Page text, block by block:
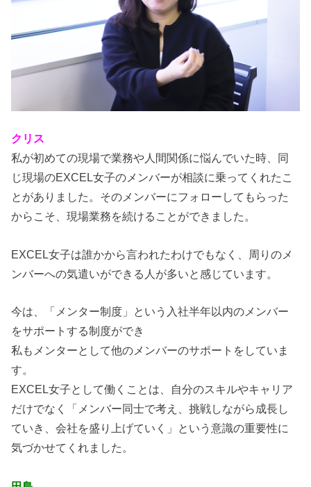
クリス
私が初めての現場で業務や人間関係に悩んでいた時、同
じ現場のEXCEL女子のメンバーが相談に乗ってくれたこ
とがありました。そのメンバーにフォローしてもらった
からこそ、現場業務を続けることができました。
EXCEL女子は誰かから言われたわけでもなく、周りのメ
ンバーへの気遣いができる人が多いと感じています。
今は、「メンター制度」という入社半年以内のメンバー
をサポートする制度ができ
私もメンターとして他のメンバーのサポートをしていま
す。
EXCEL女子として働くことは、自分のスキルやキャリア
だけでなく「メンバー同士で考え、挑戦しながら成長し
ていき、会社を盛り上げていく」という意識の重要性に
気づかせてくれました。